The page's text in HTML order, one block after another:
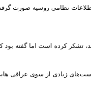
نظامی روسیه صورت
تشکر کرده است اما گفته
زیادی از سوی عراقی